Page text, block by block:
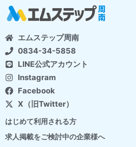
エムステップ周南
0834-34-5858
LINE公式アカウント
Instagram
Facebook
X（旧Twitter）
はじめて利用される方
求人掲載をご検討中の企業様へ